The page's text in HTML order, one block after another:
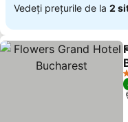
Vedeți prețurile de la 2